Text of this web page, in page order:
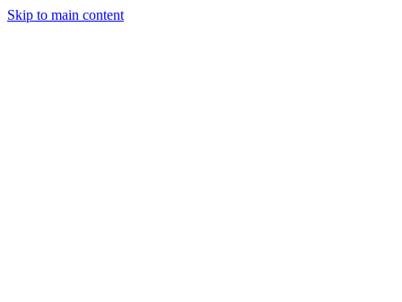
Skip to main content